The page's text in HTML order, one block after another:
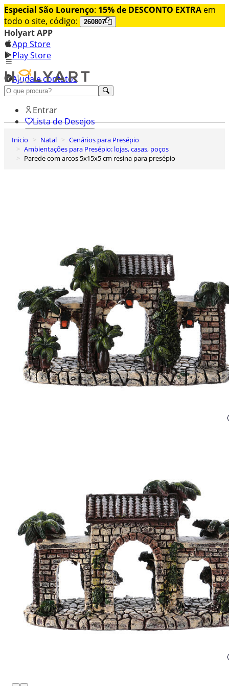
Especial São Lourenço: 15% de DESCONTO EXTRA em
todo o site, código:
260807
Holyart APP
App Store
Play Store
Ajuda e contatos
Conheça premium
Entrar
Lista de Desejos
Carrinho de Compras
Inicio Natal
Cenários para Presépio
Ambientações para Presépio: lojas, casas, poços
Parede com arcos 5x15x5 cm resina para presépio